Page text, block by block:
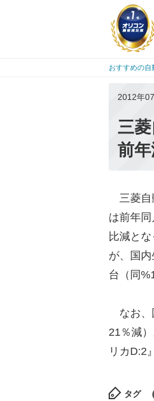
おすすめの自
2012年
三
前
三菱自
は前年
比減と
が、国
台（同
なお、
21％減
リカD:2
タグ